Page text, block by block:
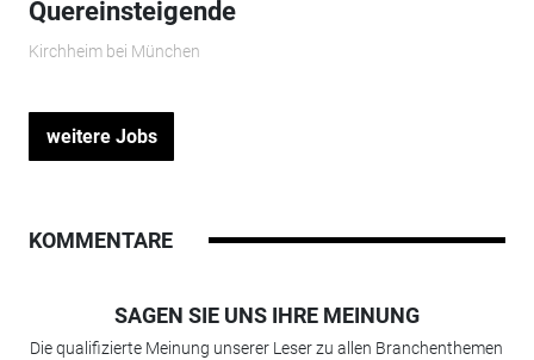
Quereinsteigende
Kirchheim bei München
weitere Jobs
KOMMENTARE
SAGEN SIE UNS IHRE MEINUNG
Die qualifizierte Meinung unserer Leser zu allen Branchenthemen